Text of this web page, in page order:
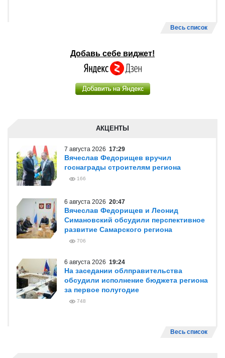
Весь список
Добавь себе виджет!
АКЦЕНТЫ
7 августа 2026 17:29
Вячеслав Федорищев вручил
госнаграды строителям региона
166
6 августа 2026 20:47
Вячеслав Федорищев и Леонид
Симановский обсудили перспективное
развитие Самарского региона
706
6 августа 2026 19:24
На заседании облправительства
обсудили исполнение бюджета региона
за первое полугодие
748
Весь список